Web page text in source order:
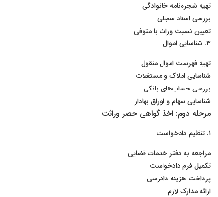
تهیه شجره‌نامه خانوادگی
بررسی اسناد سجلی
تعیین نسبت وراث با متوفی
۳. شناسایی اموال
تهیه فهرست اموال منقول
شناسایی املاک و مستغلات
بررسی حساب‌های بانکی
شناسایی سهام و اوراق بهادار
مرحله دوم: اخذ گواهی حصر وراثت
۱. تنظیم دادخواست
مراجعه به دفتر خدمات قضایی
تکمیل فرم دادخواست
پرداخت هزینه دادرسی
ارائه مدارک لازم